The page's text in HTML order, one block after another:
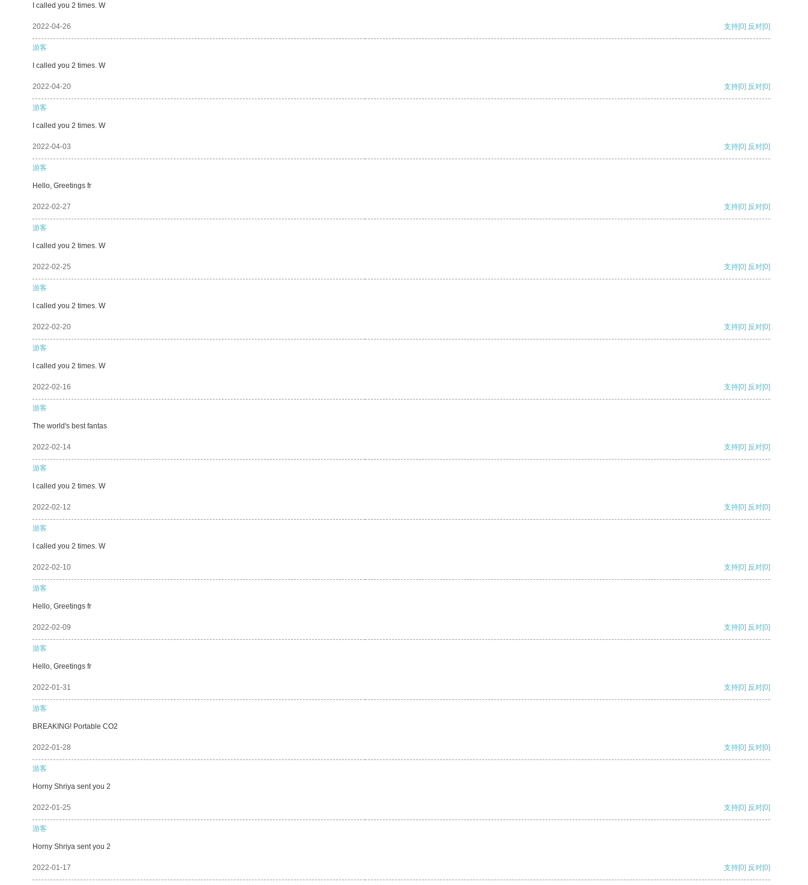
I called you 2 times. W
2022-04-26 支持[0] 反对[0]
游客
I called you 2 times. W
2022-04-20 支持[0] 反对[0]
游客
I called you 2 times. W
2022-04-03 支持[0] 反对[0]
游客
Hello, Greetings fr
2022-02-27 支持[0] 反对[0]
游客
I called you 2 times. W
2022-02-25 支持[0] 反对[0]
游客
I called you 2 times. W
2022-02-20 支持[0] 反对[0]
游客
I called you 2 times. W
2022-02-16 支持[0] 反对[0]
游客
The world's best fantas
2022-02-14 支持[0] 反对[0]
游客
I called you 2 times. W
2022-02-12 支持[0] 反对[0]
游客
I called you 2 times. W
2022-02-10 支持[0] 反对[0]
游客
Hello, Greetings fr
2022-02-09 支持[0] 反对[0]
游客
Hello, Greetings fr
2022-01-31 支持[0] 反对[0]
游客
BREAKING! Portable CO2
2022-01-28 支持[0] 反对[0]
游客
Horny Shriya sent you 2
2022-01-25 支持[0] 反对[0]
游客
Horny Shriya sent you 2
2022-01-17 支持[0] 反对[0]